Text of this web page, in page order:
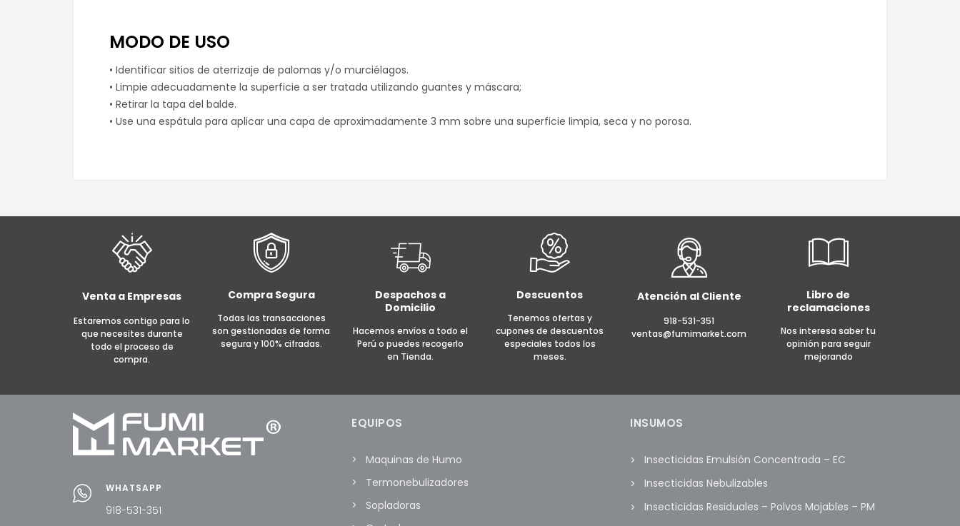
MODO DE USO
• Identificar sitios de aterrizaje de palomas y/o murciélagos.
• Limpie adecuadamente la superficie a ser tratada utilizando guantes y máscara;
• Retirar la tapa del balde.
• Use una espátula para aplicar una capa de aproximadamente 3 mm sobre una superficie limpia, seca y no porosa.
Venta a Empresas
Estaremos contigo para lo
que necesites durante
todo el proceso de
compra.
Compra Segura
Todas las transacciones
son gestionadas de forma
segura y 100% cifradas.
Despachos a
Domicilio
Hacemos envíos a todo el
Perú o puedes recogerlo
en Tienda.
Descuentos
Tenemos ofertas y
cupones de descuentos
especiales todos los
meses.
Atención al Cliente
918-531-351
ventas@fumimarket.com
Libro de
reclamaciones
Nos interesa saber tu
opinión para seguir
mejorando
WHATSAPP
918-531-351
EQUIPOS
Maquinas de Humo
Termonebulizadores
Sopladoras
INSUMOS
Insecticidas Emulsión Concentrada – EC
Insecticidas Nebulizables
Insecticidas Residuales – Polvos Mojables – PM